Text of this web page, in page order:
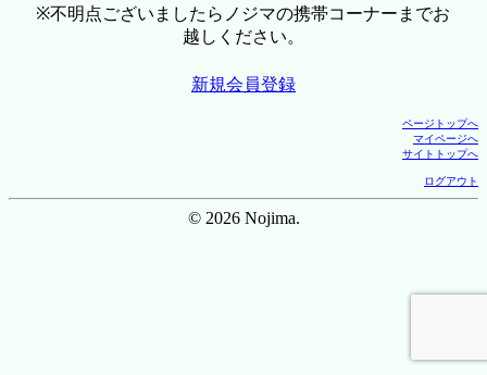
※不明点ございましたらノジマの携帯コーナーまでお
越しください。
新規会員登録
ページトップへ
マイページへ
サイトトップへ
ログアウト
© 2026 Nojima.